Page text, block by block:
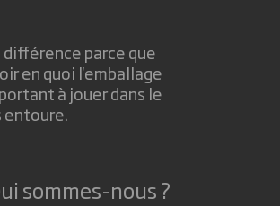
parce que
en quoi l'emballage
à jouer dans le
entoure.
sommes-nous ?